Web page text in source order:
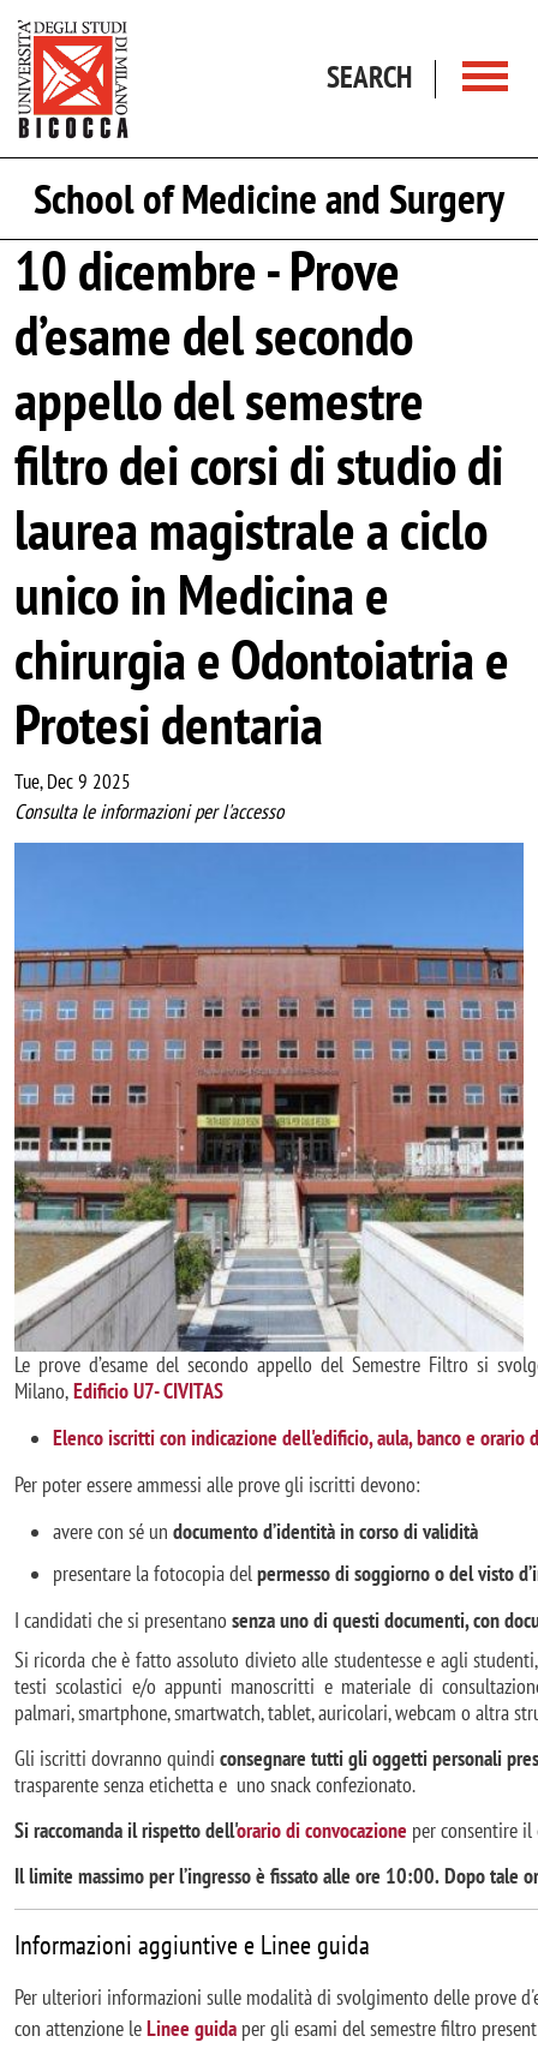
SEARCH
School of Medicine and Surgery
10 dicembre - Prove
d’esame del secondo
appello del semestre
filtro dei corsi di studio di
laurea magistrale a ciclo
unico in Medicina e
chirurgia e Odontoiatria e
Protesi dentaria
Tue, Dec 9 2025
Consulta le informazioni per l'accesso
Le prove d’esame del secondo appello del Semestre Filtro si
Milano,Edificio U7- CIVITAS
Elenco iscritti con indicazione dell'edificio, aula, banco e orario
Per poter essere ammessi alle prove gli iscritti devono:
avere con sé un documento d’identità in corso di validità
presentare la fotocopia delpermesso di soggiorno o del visto
I candidati che si presentano senza uno di questi documenti, con
Si ricorda che è fatto assoluto divieto alle studentesse e agli
testi scolastici e/o appunti manoscritti e materiale di
palmari, smartphone, smartwatch, tablet, auricolari, webcam o altra
Gli iscritti dovranno quindi consegnare tutti gli oggetti personali
trasparente senza etichetta e uno snack confezionato.
Si raccomanda il rispetto dell'orario di convocazione per consentire
Il limite massimo per l’ingresso è fissato alle ore 10:00.Dopo tale
Informazioni aggiuntive e Linee guida
Per ulteriori informazioni sulle modalità di svolgimento delle prove
con attenzione leLinee guida per gli esami del semestre filtro